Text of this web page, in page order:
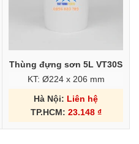
Thùng đựng sơn 5L VT30S
KT: Ø224 x 206 mm
Hà Nội: Liên hệ
TP.HCM: 23.148 ₫